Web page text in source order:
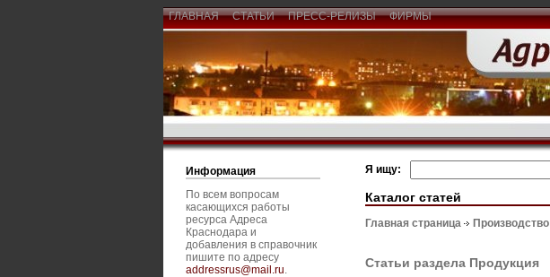
ГЛАВНАЯ СТАТЬИ ПРЕСС-РЕЛИЗЫ ФИРМЫ
Информация
По всем вопросам
касающихся работы
ресурса Адреса
Краснодара и
добавления в справочник
пишите по адресу
addressrus@mail.ru.
Я ищу:
Каталог статей
Главная страница Производство
Статьи раздела Продукция